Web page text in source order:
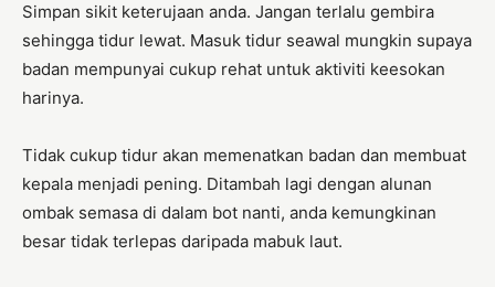
Simpan sikit keterujaan anda. Jangan terlalu gembira
sehingga tidur lewat. Masuk tidur seawal mungkin supaya
badan mempunyai cukup rehat untuk aktiviti keesokan
harinya.
Tidak cukup tidur akan memenatkan badan dan membuat
kepala menjadi pening. Ditambah lagi dengan alunan
ombak semasa di dalam bot nanti, anda kemungkinan
besar tidak terlepas daripada mabuk laut.